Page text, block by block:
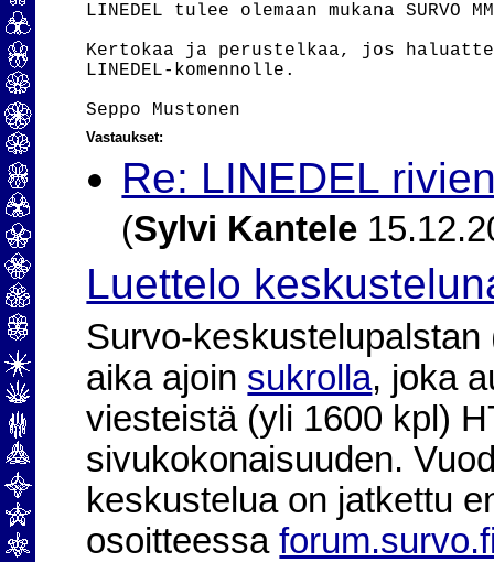
LINEDEL tulee olemaan mukana
Kertokaa ja perustelkaa, jos
LINEDEL-komennolle.
Vastaukset:
Re: LINEDEL
(Sylvi Kantele
Luettelo
Survo-
aika ajoin sukrolla, joka
viesteistä (yli 1600 kpl)
sivukokonaisuuden.
keskustelua on jatkettu
osoitteessa